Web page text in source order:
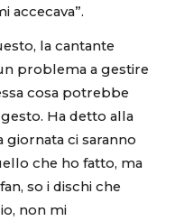
accecava”.
la cantante
problema a gestire
cosa potrebbe
Ha detto alla
giornata ci saranno
che ho fatto, ma
so i dischi che
non mi